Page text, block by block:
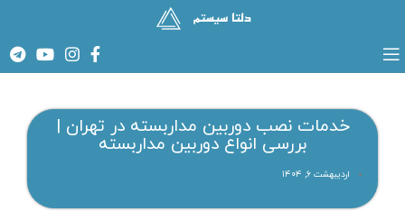
خدمات نصب دوربین مداربسته در تهران |
بررسی انواع دوربین مداربسته
اردیبهشت ۶, ۱۴۰۴